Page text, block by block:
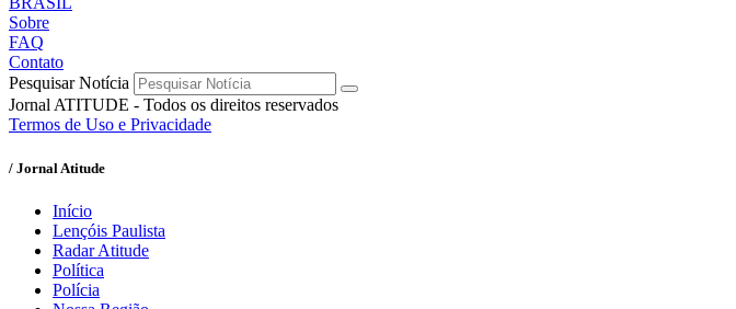
Sobre
FAQ
Contato
Pesquisar Notícia
Jornal ATITUDE - Todos os direitos reservados
Termos de Uso e Privacidade
/ Jornal Atitude
Início
Lençóis Paulista
Radar Atitude
Política
Polícia